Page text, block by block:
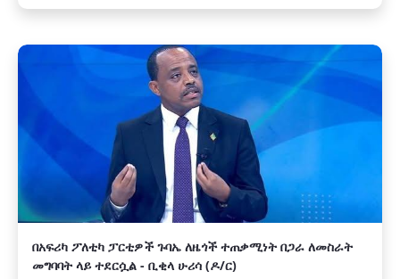
በአፍሪካ ፖለቲካ ፓርቲዎች ጉባኤ ለዜጎች ተጠቃሚነት በጋራ ለመስራት
መግባባት ላይ ተደርሷል - ቢቂላ ሁሪሳ (ዶ/ር)